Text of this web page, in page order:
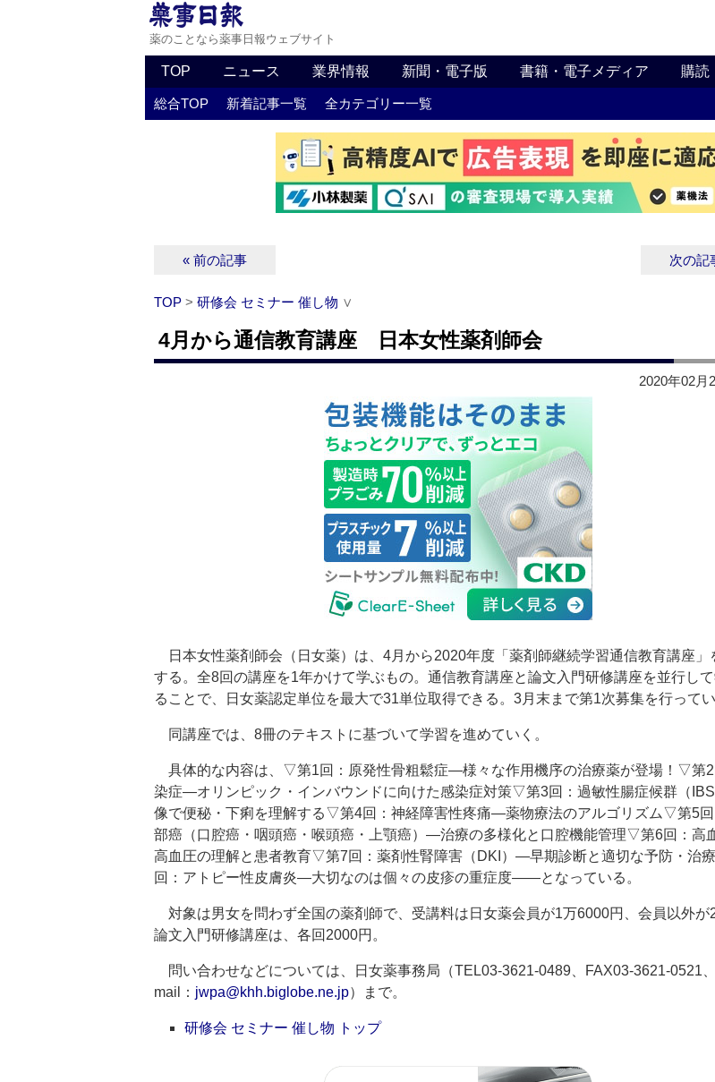
薬のことなら薬事日報ウェブサイト
TOP ニュース 業界情報 新聞・電子版 書籍・電子メディア 購読
総合TOP 新着記事一覧 全カテゴリー一覧
« 前の記事 次の記
TOP > 研修会 セミナー 催し物 ∨
4月から通信教育講座 日本女性薬剤師会
2020年02月
日本女性薬剤師会（日女薬）は、4月から2020年度「薬剤師継続学習通信教育講座」
する。全8回の講座を1年かけて学ぶもの。通信教育講座と論文入門研修講座を並行し
ることで、日女薬認定単位を最大で31単位取得できる。3月末まで第1次募集を行ってい
同講座では、8冊のテキストに基づいて学習を進めていく。
具体的な内容は、▽第1回：原発性骨粗鬆症―様々な作用機序の治療薬が登場！▽第
染症―オリンピック・インバウンドに向けた感染症対策▽第3回：過敏性腸症候群（
像で便秘・下痢を理解する▽第4回：神経障害性疼痛―薬物療法のアルゴリズム▽第5
部癌（口腔癌・咽頭癌・喉頭癌・上顎癌）―治療の多様化と口腔機能管理▽第6回：高
高血圧の理解と患者教育▽第7回：薬剤性腎障害（DKI）―早期診断と適切な予防・治
回：アトピー性皮膚炎―大切なのは個々の皮疹の重症度――となっている。
対象は男女を問わず全国の薬剤師で、受講料は日女薬会員が1万6000円、会員以外が2
論文入門研修講座は、各回2000円。
問い合わせなどについては、日女薬事務局（TEL03-3621-0489、FAX03-3621-0521
mail： jwpa@khh.biglobe.ne.jp）まで。
研修会 セミナー 催し物 トップ